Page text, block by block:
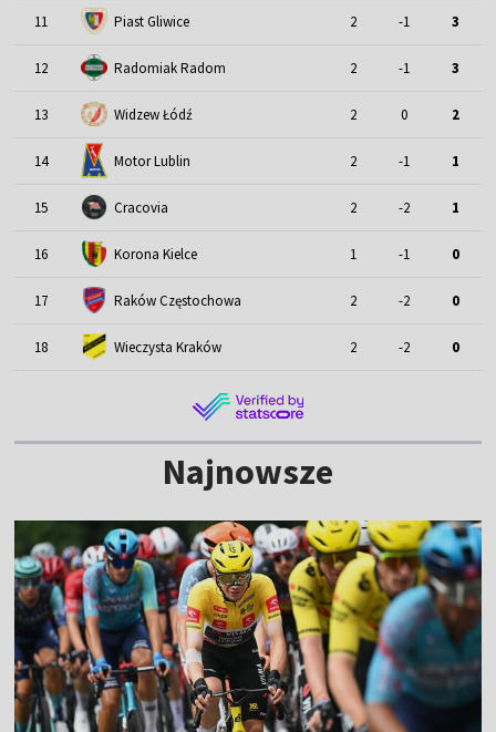
11 Piast Gliwice 2 -1 3
12 Radomiak Radom 2 -1 3
13 Widzew Łódź 2 0 2
14 Motor Lublin 2 -1 1
15 Cracovia 2 -2 1
16 Korona Kielce 1 -1 0
17 Raków Częstochowa 2 -2 0
18 Wieczysta Kraków 2 -2 0
Najnowsze